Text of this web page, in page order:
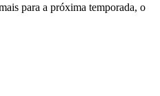
para a próxima temporada, o